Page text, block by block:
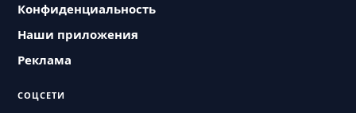
Конфиденциальность
Наши приложения
Реклама
СОЦСЕТИ